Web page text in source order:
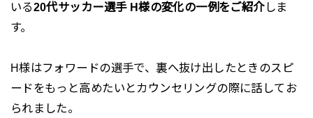
いる20代サッカー選手 H様の変化の一例をご紹介しま
す。
H様はフォワードの選手で、裏へ抜け出したときのスピ
ードをもっと高めたいとカウンセリングの際に話してお
られました。